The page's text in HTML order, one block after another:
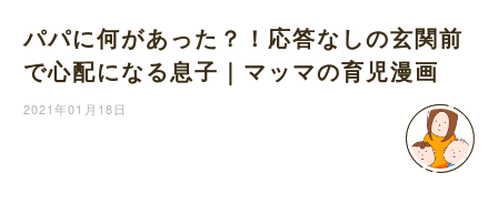
パパに何があった？！応答なしの玄関前
で心配になる息子｜マッマの育児漫画
2021年01月18日